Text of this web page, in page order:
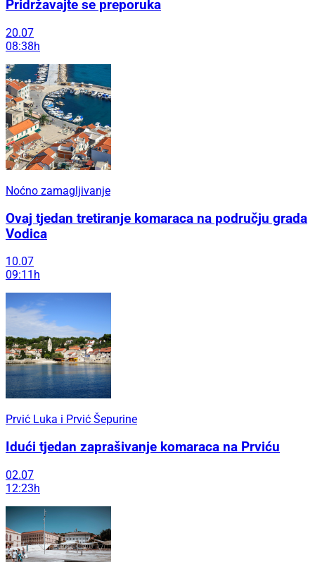
Pridržavajte se preporuka
20.07
08:38h
Noćno zamagljivanje
Ovaj tjedan tretiranje komaraca na području grada
Vodica
10.07
09:11h
Prvić Luka i Prvić Šepurine
Idući tjedan zaprašivanje komaraca na Prviću
02.07
12:23h